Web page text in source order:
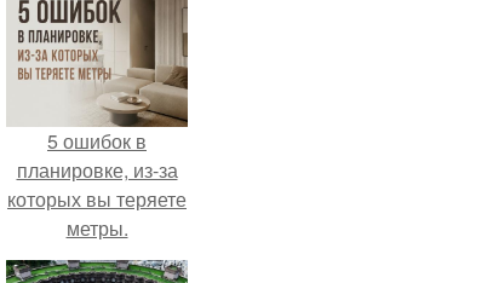
5 ошибок в
планировке, из-за
которых вы теряете
метры.